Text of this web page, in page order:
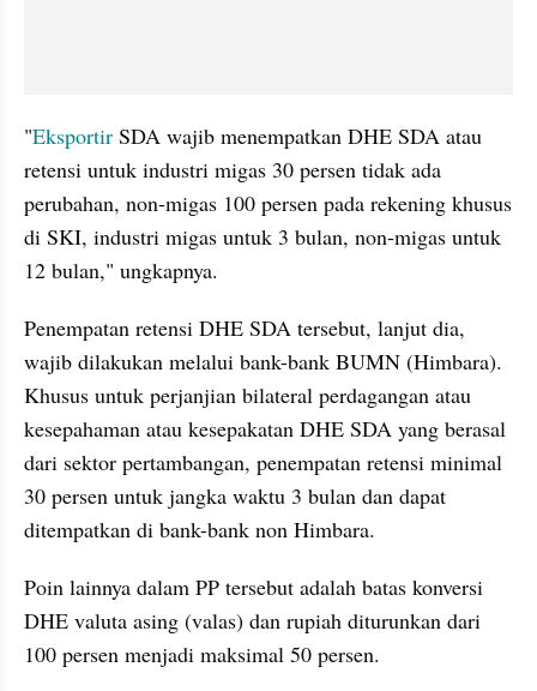
"Eksportir SDA wajib menempatkan DHE SDA atau
retensi untuk industri migas 30 persen tidak ada
perubahan, non-migas 100 persen pada rekening khusus
di SKI, industri migas untuk 3 bulan, non-migas untuk
12 bulan," ungkapnya.
Penempatan retensi DHE SDA tersebut, lanjut dia,
wajib dilakukan melalui bank-bank BUMN (Himbara).
Khusus untuk perjanjian bilateral perdagangan atau
kesepahaman atau kesepakatan DHE SDA yang berasal
dari sektor pertambangan, penempatan retensi minimal
30 persen untuk jangka waktu 3 bulan dan dapat
ditempatkan di bank-bank non Himbara.
Poin lainnya dalam PP tersebut adalah batas konversi
DHE valuta asing (valas) dan rupiah diturunkan dari
100 persen menjadi maksimal 50 persen.